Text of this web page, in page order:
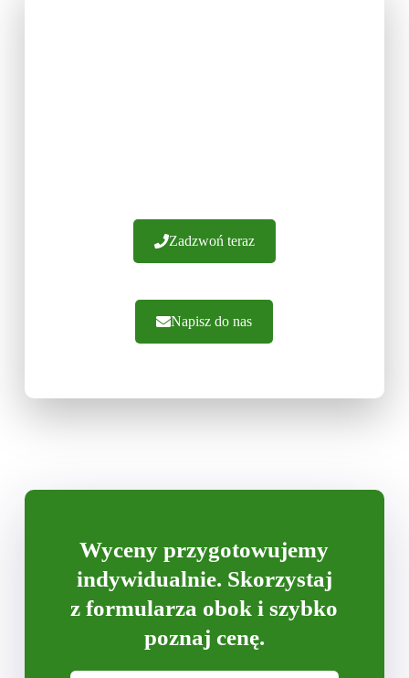
Zadzwoń teraz
Napisz do nas
Wyceny przygotowujemy
indywidualnie. Skorzystaj
z formularza obok i szybko
poznaj cenę.